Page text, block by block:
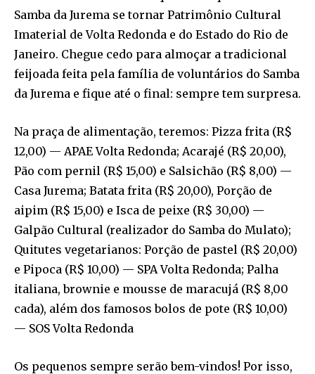
Samba da Jurema se tornar Patrimônio Cultural
Imaterial de Volta Redonda e do Estado do Rio de
Janeiro. Chegue cedo para almoçar a tradicional
feijoada feita pela família de voluntários do Samba
da Jurema e fique até o final: sempre tem surpresa.
Na praça de alimentação, teremos: Pizza frita (R$
12,00) — APAE Volta Redonda; Acarajé (R$ 20,00),
Pão com pernil (R$ 15,00) e Salsichão (R$ 8,00) —
Casa Jurema; Batata frita (R$ 20,00), Porção de
aipim (R$ 15,00) e Isca de peixe (R$ 30,00) —
Galpão Cultural (realizador do Samba do Mulato);
Quitutes vegetarianos: Porção de pastel (R$ 20,00)
e Pipoca (R$ 10,00) — SPA Volta Redonda; Palha
italiana, brownie e mousse de maracujá (R$ 8,00
cada), além dos famosos bolos de pote (R$ 10,00)
— SOS Volta Redonda
Os pequenos sempre serão bem-vindos! Por isso,